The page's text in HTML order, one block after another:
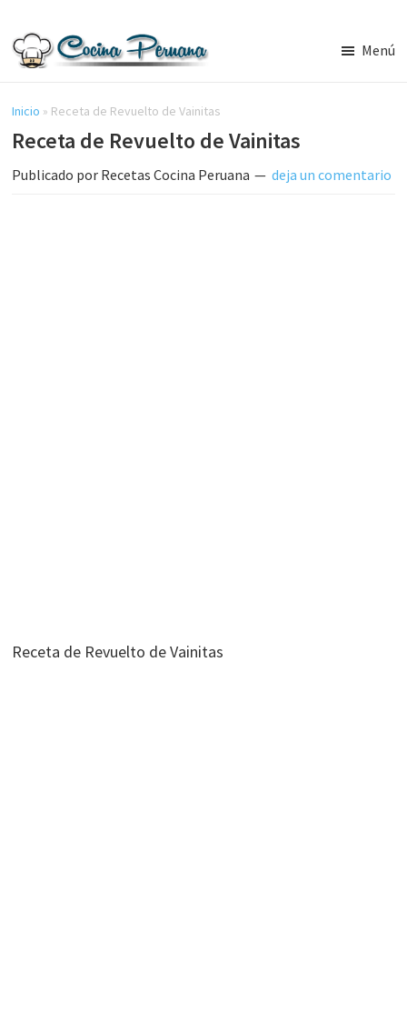
contenido
lateral
principal
Cocina
Peruana,
Recetas
de
Comida
Menú
Inicio » Receta de Revuelto de Vainitas
Receta de Revuelto de Vainitas
Publicado por Recetas Cocina Peruana deja un comentario
Receta de Revuelto de Vainitas